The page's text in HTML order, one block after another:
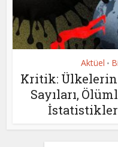
Aktüel •
Kritik: Ülkelerin
Sayıları,
İstatistikler